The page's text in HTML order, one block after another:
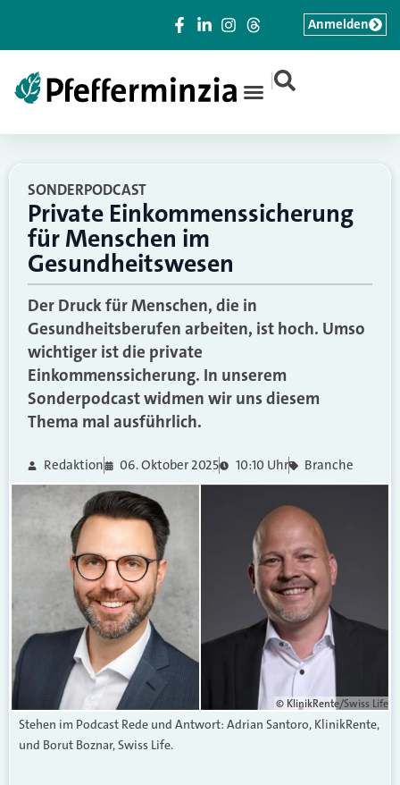
|
Anmelden
SONDERPODCAST
Private Einkommenssicherung
für Menschen im
Gesundheitswesen
Der Druck für Menschen, die in
Gesundheitsberufen arbeiten, ist hoch. Umso
wichtiger ist die private
Einkommenssicherung. In unserem
Sonderpodcast widmen wir uns diesem
Thema mal ausführlich.
Redaktion 06. Oktober 2025 10:10 Uhr Branche
© KlinikRente/Swiss Life
Stehen im Podcast Rede und Antwort: Adrian Santoro, KlinikRente,
und Borut Boznar, Swiss Life.